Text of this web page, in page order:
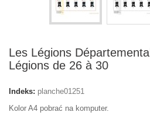
Les Légions
Légions de 26 à 30
Indeks: planche01251
Kolor A4 pobrać na komputer.